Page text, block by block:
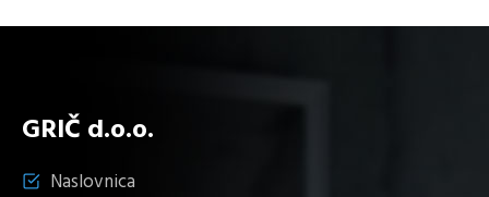
GRIČ d.o.o.
Naslovnica